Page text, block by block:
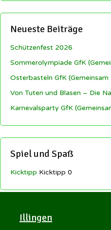
Neueste Beiträge
Schützenfest 2026
Sommerolympiade GfK
Osterbasteln GfK (Gemeinsam
Von Tuten und Blasen – Die
Karnevalsparty GfK
Spiel und Spaß
Kicktipp Kicktipp 0
Illingen